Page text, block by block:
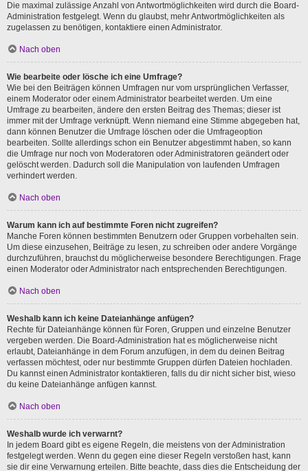
Die maximal zulässige Anzahl von Antwortmöglichkeiten wird durch die Board-
Administration festgelegt. Wenn du glaubst, mehr Antwortmöglichkeiten als
zugelassen zu benötigen, kontaktiere einen Administrator.
Nach oben
Wie bearbeite oder lösche ich eine Umfrage?
Wie bei den Beiträgen können Umfragen nur vom ursprünglichen Verfasser,
einem Moderator oder einem Administrator bearbeitet werden. Um eine
Umfrage zu bearbeiten, ändere den ersten Beitrag des Themas; dieser ist
immer mit der Umfrage verknüpft. Wenn niemand eine Stimme abgegeben hat,
dann können Benutzer die Umfrage löschen oder die Umfrageoption
bearbeiten. Sollte allerdings schon ein Benutzer abgestimmt haben, so kann
die Umfrage nur noch von Moderatoren oder Administratoren geändert oder
gelöscht werden. Dadurch soll die Manipulation von laufenden Umfragen
verhindert werden.
Nach oben
Warum kann ich auf bestimmte Foren nicht zugreifen?
Manche Foren können bestimmten Benutzern oder Gruppen vorbehalten sein.
Um diese einzusehen, Beiträge zu lesen, zu schreiben oder andere Vorgänge
durchzuführen, brauchst du möglicherweise besondere Berechtigungen. Frage
einen Moderator oder Administrator nach entsprechenden Berechtigungen.
Nach oben
Weshalb kann ich keine Dateianhänge anfügen?
Rechte für Dateianhänge können für Foren, Gruppen und einzelne Benutzer
vergeben werden. Die Board-Administration hat es möglicherweise nicht
erlaubt, Dateianhänge in dem Forum anzufügen, in dem du deinen Beitrag
verfassen möchtest, oder nur bestimmte Gruppen dürfen Dateien hochladen.
Du kannst einen Administrator kontaktieren, falls du dir nicht sicher bist, wieso
du keine Dateianhänge anfügen kannst.
Nach oben
Weshalb wurde ich verwarnt?
In jedem Board gibt es eigene Regeln, die meistens von der Administration
festgelegt werden. Wenn du gegen eine dieser Regeln verstoßen hast, kann
sie dir eine Verwarnung erteilen. Bitte beachte, dass dies die Entscheidung der